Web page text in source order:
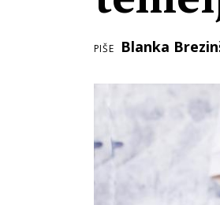
PIŠE Blanka